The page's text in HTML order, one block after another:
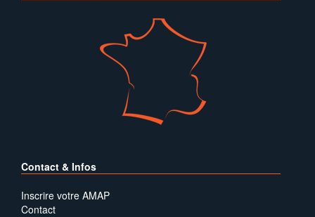
Contact & Infos
Inscrire votre AMAP
Contact